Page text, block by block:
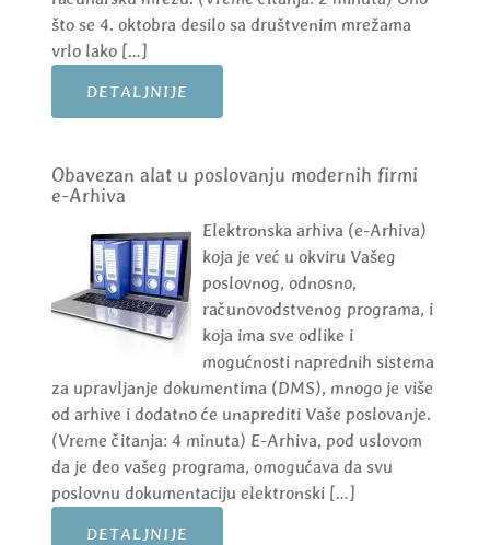
što se 4. oktobra desilo sa društvenim mrežama
vrlo lako […]
DETALJNIJE
Obavezan alat u poslovanju modernih firmi
e-Arhiva
Elektronska arhiva (e-Arhiva)
koja je već u okviru Vašeg
poslovnog, odnosno,
računovodstvenog programa, i
koja ima sve odlike i
mogućnosti naprednih sistema
za upravljanje dokumentima (DMS), mnogo je više
od arhive i dodatno će unaprediti Vaše poslovanje.
(Vreme čitanja: 4 minuta) E-Arhiva, pod uslovom
da je deo vašeg programa, omogućava da svu
poslovnu dokumentaciju elektronski […]
DETALJNIJE